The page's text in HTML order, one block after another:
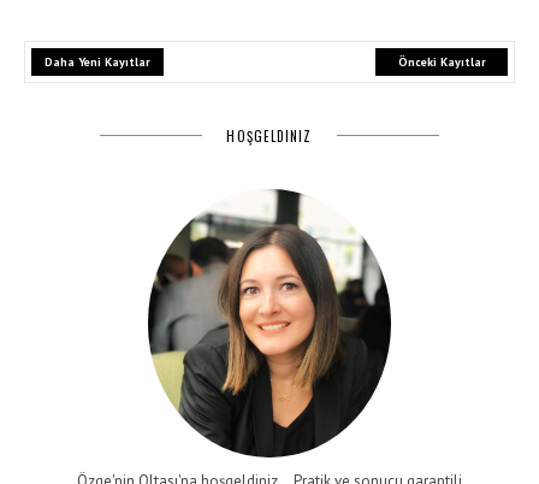
Daha Yeni Kayıtlar Önceki Kayıtlar
HOŞGELDINIZ